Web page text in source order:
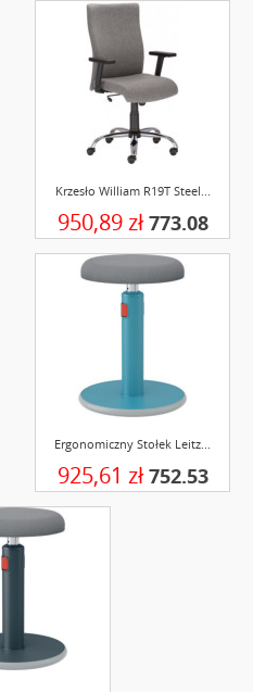
Krzesło William R19T Steel...
950,89 zł 773.08
Ergonomiczny Stołek Leitz...
925,61 zł 752.53